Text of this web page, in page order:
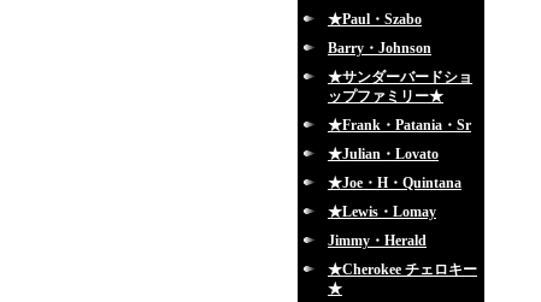
★Paul・Szabo
Barry・Johnson
★サンダーバードショ
ップファミリー★
★Frank・Patania・Sr
★Julian・Lovato
★Joe・H・Quintana
★Lewis・Lomay
Jimmy・Herald
★Cherokee チェロキー
★